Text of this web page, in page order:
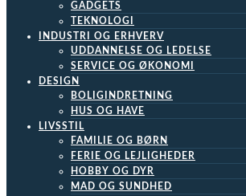
GADGETS
TEKNOLOGI
INDUSTRI OG ERHVERV
UDDANNELSE OG LEDELSE
SERVICE OG ØKONOMI
DESIGN
BOLIGINDRETNING
HUS OG HAVE
LIVSSTIL
FAMILIE OG BØRN
FERIE OG LEJLIGHEDER
HOBBY OG DYR
MAD OG SUNDHED